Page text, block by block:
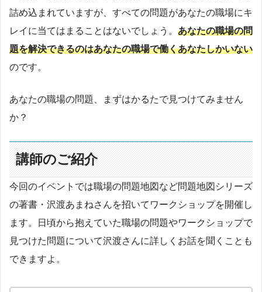
詰め込まれていますが、すべての問題があなたの職場にキ
レイに当てはまることはないでしょう。 あなたの職場の問
題を解決できるのはあなたの職場で働くあなたしかいない
のです。
あなたの職場の問題、まずはかるたで見つけてみません
か？
講師のご紹介
今回のイベントでは職場の問題地図など問題地図シリーズ
の著書・沢渡あまねさんを招いてワークショップを開催し
ます。日頃から抱えていた職場の問題やワークショップで
見つけた問題について沢渡さんに詳しくお話を聞くことも
できますよ。